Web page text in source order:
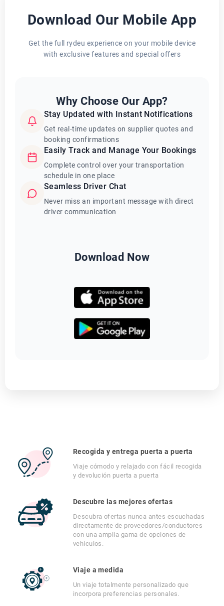
Download Our Mobile App
Get the full rydeu experience on your mobile device
with exclusive features and special offers
Why Choose Our App?
Stay Updated with Instant Notifications
Get real-time updates on supplier quotes and
booking confirmations
Easily Track and Manage Your Bookings
Complete control over your transportation
schedule in one place
Seamless Driver Chat
Never miss an important message with direct
driver communication
Download Now
Recogida y entrega puerta a puerta
Viaje cómodo y relajado con fácil recogida
y devolución puerta a puerta
Descubre las mejores ofertas
Descubra ofertas nunca antes escuchadas
directamente de proveedores/conductores
con una amplia gama de opciones de
vehículos.
Viaje a medida
Un viaje totalmente personalizado que
incorpora preferencias personales.